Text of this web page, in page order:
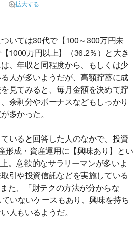
拡大する
いては30代で【100～300万円未
1000万円以上】（36.2％）と大き
、年収と同程度から、もしくは少
人が多いようだが、高額貯蓄に成
見てみると、毎月金額を決めて貯
余剰分やボーナスなどもしっかり
多かった。
いると回答した人のなかで、投資
形成・資産運用に【興味あり】とい
。意欲的なサラリーマンが多いよ
引や投資信託などを実施している
た、「財テクの方法が分からな
いないケースもあり、興味を持ち
人もいるようだ。